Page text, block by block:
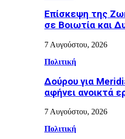
Επίσκεψη της
σε Βοιωτία και
7 Αυγούστου, 2026
Πολιτική
Δούρου για
αφήνει ανοικτά
7 Αυγούστου, 2026
Πολιτική